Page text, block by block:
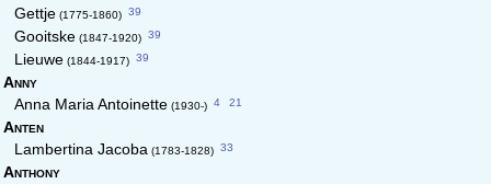
Gettje (1775-1860) 39
Gooitske (1847-1920) 39
Lieuwe (1844-1917) 39
Anny
Anna Maria Antoinette (1930-) 4 21
Anten
Lambertina Jacoba (1783-1828) 33
Anthony